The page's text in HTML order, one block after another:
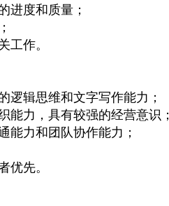
进度和质量；
工作。
逻辑思维和文字写作能力；
能力，具有较强的经营意识；
能力和团队协作能力；
优先。